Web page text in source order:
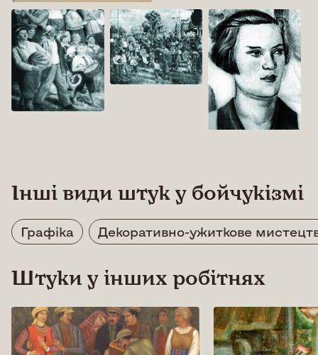
Інші види штук у бойчукізмі
Графіка Декоративно-ужиткове
Штуки у інших робітнях